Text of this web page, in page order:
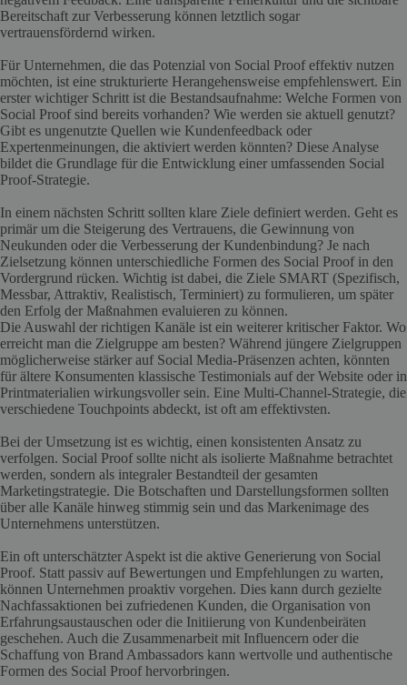
Bereitschaft zur Verbesserung können letztlich sogar
vertrauensfördernd wirken.
Für Unternehmen, die das Potenzial von Social Proof effektiv nutzen
möchten, ist eine strukturierte Herangehensweise empfehlenswert. Ein
erster wichtiger Schritt ist die Bestandsaufnahme: Welche Formen von
Social Proof sind bereits vorhanden? Wie werden sie aktuell genutzt?
Gibt es ungenutzte Quellen wie Kundenfeedback oder
Expertenmeinungen, die aktiviert werden könnten? Diese Analyse
bildet die Grundlage für die Entwicklung einer umfassenden Social
Proof-Strategie.
In einem nächsten Schritt sollten klare Ziele definiert werden. Geht es
primär um die Steigerung des Vertrauens, die Gewinnung von
Neukunden oder die Verbesserung der Kundenbindung? Je nach
Zielsetzung können unterschiedliche Formen des Social Proof in den
Vordergrund rücken. Wichtig ist dabei, die Ziele SMART (Spezifisch,
Messbar, Attraktiv, Realistisch, Terminiert) zu formulieren, um später
den Erfolg der Maßnahmen evaluieren zu können.
Die Auswahl der richtigen Kanäle ist ein weiterer kritischer Faktor. Wo
erreicht man die Zielgruppe am besten? Während jüngere Zielgruppen
möglicherweise stärker auf Social Media-Präsenzen achten, könnten
für ältere Konsumenten klassische Testimonials auf der Website oder in
Printmaterialien wirkungsvoller sein. Eine Multi-Channel-Strategie, die
verschiedene Touchpoints abdeckt, ist oft am effektivsten.
Bei der Umsetzung ist es wichtig, einen konsistenten Ansatz zu
verfolgen. Social Proof sollte nicht als isolierte Maßnahme betrachtet
werden, sondern als integraler Bestandteil der gesamten
Marketingstrategie. Die Botschaften und Darstellungsformen sollten
über alle Kanäle hinweg stimmig sein und das Markenimage des
Unternehmens unterstützen.
Ein oft unterschätzter Aspekt ist die aktive Generierung von Social
Proof. Statt passiv auf Bewertungen und Empfehlungen zu warten,
können Unternehmen proaktiv vorgehen. Dies kann durch gezielte
Nachfassaktionen bei zufriedenen Kunden, die Organisation von
Erfahrungsaustauschen oder die Initiierung von Kundenbeiräten
geschehen. Auch die Zusammenarbeit mit Influencern oder die
Schaffung von Brand Ambassadors kann wertvolle und authentische
Formen des Social Proof hervorbringen.